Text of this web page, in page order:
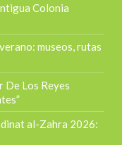
Colonia
museos, rutas
De Los Reyes
al-Zahra 2026: